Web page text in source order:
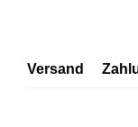
Versand